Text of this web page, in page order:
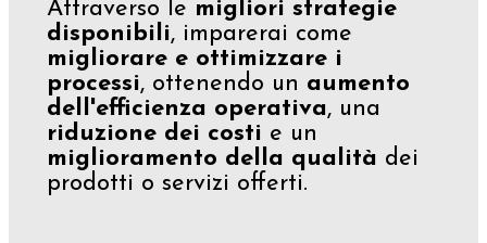
Attraverso le migliori strategie
disponibili, imparerai come
migliorare e ottimizzare i
processi, ottenendo un aumento
dell'efficienza operativa, una
riduzione dei costi e un
miglioramento della qualità dei
prodotti o servizi offerti.